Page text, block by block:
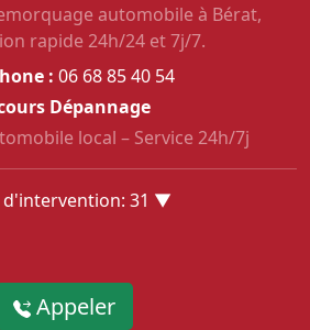
automobile à Bérat,
rapide 24h/24 et 7j/7.
: 06 68 85 40 54
Dépannage
local – Service 24h/7j
d'intervention: 31 ▼
Appeler